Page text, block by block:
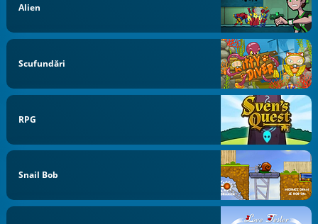
Alien
Scufundări
RPG
Snail Bob